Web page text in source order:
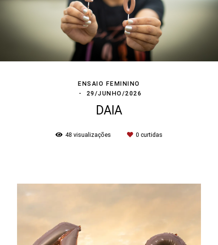
ENSAIO FEMININO
29/JUNHO/2026
DAIA
48 visualizações 0 curtidas